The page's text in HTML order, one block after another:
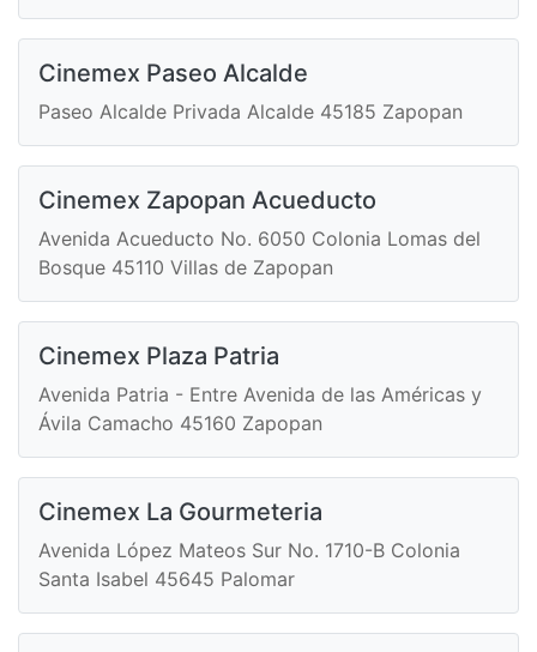
Cinemex Paseo Alcalde
Paseo Alcalde Privada Alcalde 45185 Zapopan
Cinemex Zapopan Acueducto
Avenida Acueducto No. 6050 Colonia Lomas del
Bosque 45110 Villas de Zapopan
Cinemex Plaza Patria
Avenida Patria - Entre Avenida de las Américas y
Ávila Camacho 45160 Zapopan
Cinemex La Gourmeteria
Avenida López Mateos Sur No. 1710-B Colonia
Santa Isabel 45645 Palomar